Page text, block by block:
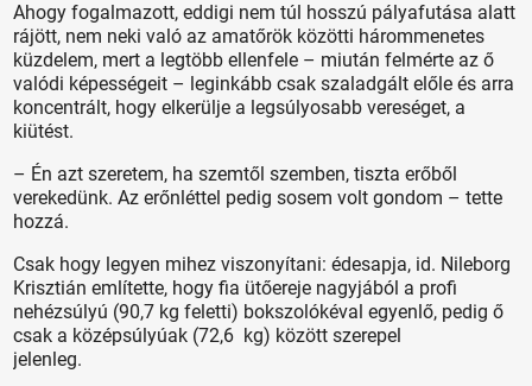
Ahogy fogalmazott, eddigi nem túl hosszú pályafutása alatt
rájött, nem neki való az amatőrök közötti hárommenetes
küzdelem, mert a legtöbb ellenfele – miután felmérte az ő
valódi képességeit – leginkább csak szaladgált előle és arra
koncentrált, hogy elkerülje a legsúlyosabb vereséget, a
kiütést.
– Én azt szeretem, ha szemtől szemben, tiszta erőből
verekedünk. Az erőnléttel pedig sosem volt gondom – tette
hozzá.
Csak hogy legyen mihez viszonyítani: édesapja, id. Nileborg
Krisztián említette, hogy fia ütőereje nagyjából a profi
nehézsúlyú (90,7 kg feletti) bokszolókéval egyenlő, pedig ő
csak a középsúlyúak (72,6 kg) között szerepel
jelenleg.